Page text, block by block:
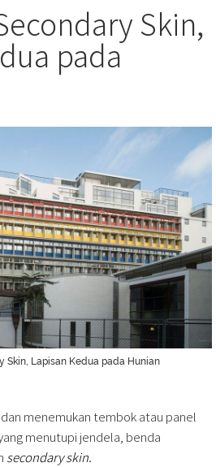
Skin,
pada
Skin, Lapisan Kedua pada Hunian
menemukan tembok atau panel
menutupi jendela, benda
secondary skin.